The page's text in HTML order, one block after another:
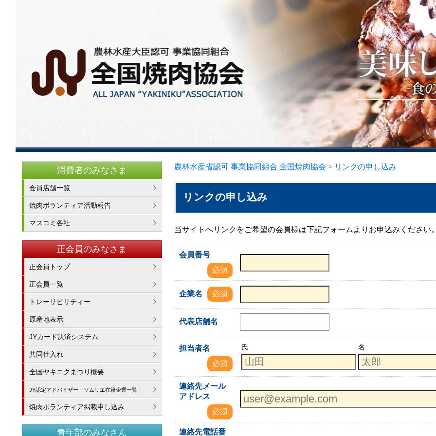
農林水産省認可 事業協同組合 全国焼肉協会 > リンクの申し込み
リンクの申し込み
当サイトへリンクをご希望の会員様は下記フォームよりお申込みください
会員番号
必須
企業名 必須
代表店舗名
担当者名
必須
氏 名
連絡先メール
アドレス
必須
連絡先電話番
消費者のみなさま
会員店舗一覧
焼肉ボランティア活動報告
マスコミ各社
正会員のみなさま
正会員トップ
正会員一覧
トレーサビリティー
原産地表示
JYカード決済システム
共同仕入れ
全国ヤキニクまつり概要
JY認定アドバイザー・ソムリエ在籍企業一覧
焼肉ボランティア掲載申し込み
青年部のみなさん